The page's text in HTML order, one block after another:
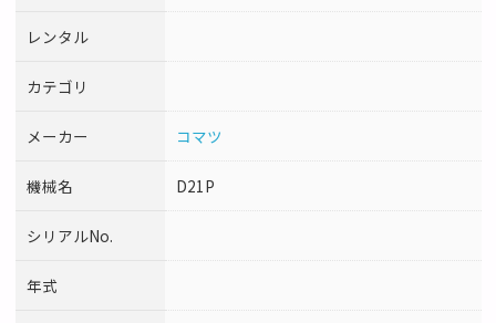
レンタル
カテゴリ
メーカー コマツ
機械名 D21P
シリアルNo.
年式